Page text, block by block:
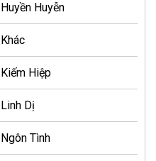
Huyền Huyễn
Khác
Kiếm Hiệp
Linh Dị
Ngôn Tình